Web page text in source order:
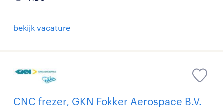
bekijk vacature
CNC frezer, GKN Fokker Aerospace B.V.